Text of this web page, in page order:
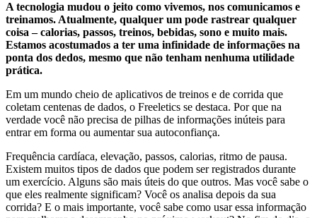
A tecnologia mudou o jeito como vivemos, nos comunicamos e
treinamos. Atualmente, qualquer um pode rastrear qualquer
coisa – calorias, passos, treinos, bebidas, sono e muito mais.
Estamos acostumados a ter uma infinidade de informações na
ponta dos dedos, mesmo que não tenham nenhuma utilidade
prática.
Em um mundo cheio de aplicativos de treinos e de corrida que
coletam centenas de dados, o Freeletics se destaca. Por que na
verdade você não precisa de pilhas de informações inúteis para
entrar em forma ou aumentar sua autoconfiança.
Frequência cardíaca, elevação, passos, calorias, ritmo de pausa.
Existem muitos tipos de dados que podem ser registrados durante
um exercício. Alguns são mais úteis do que outros. Mas você sabe o
que eles realmente significam? Você os analisa depois da sua
corrida? E o mais importante, você sabe como usar essa informação